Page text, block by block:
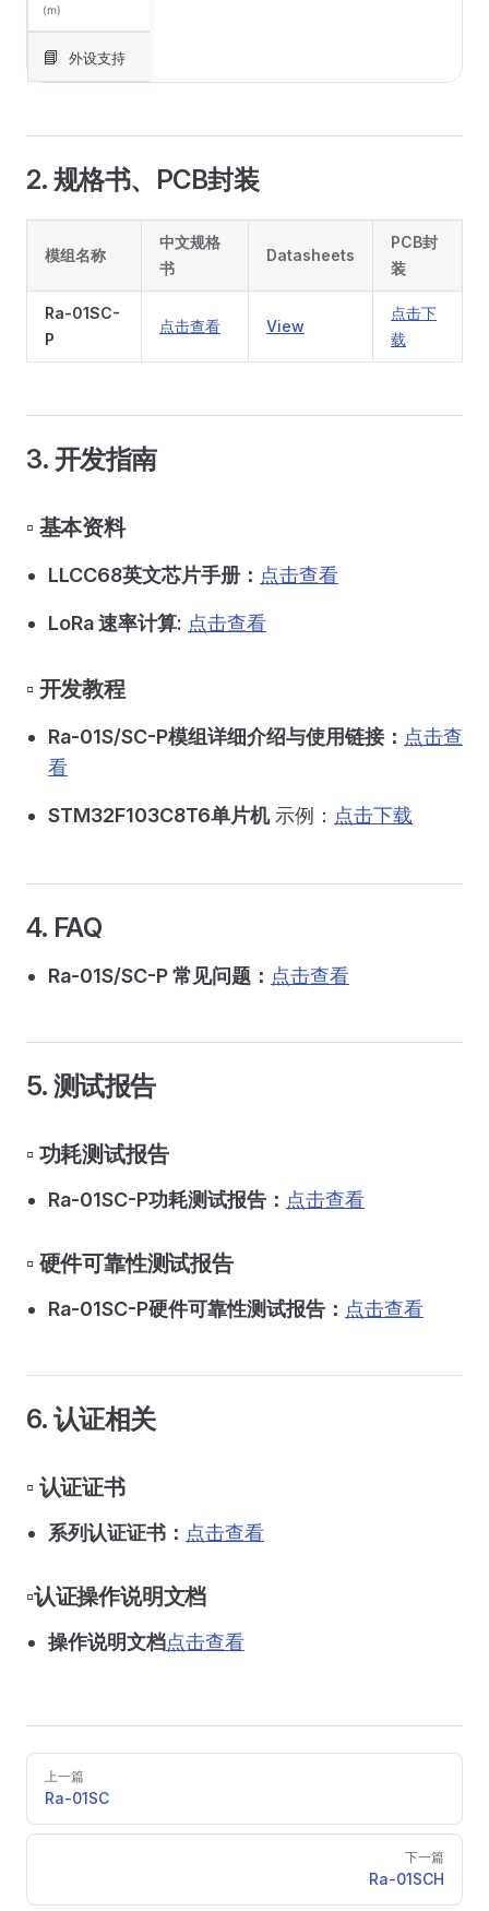
(m)
📘 外设支持
2. 规格书、PCB封装
模组名称
中文规格
书
Datasheets
PCB封
装
Ra-01SC-
P
点击查看 View
点击下
载
3. 开发指南
▫️ 基本资料
LLCC68英文芯片手册： 点击查看
LoRa 速率计算: 点击查看
▫️ 开发教程
Ra-01S/SC-P模组详细介绍与使用链接： 点击查
看
STM32F103C8T6单片机示例： 点击下载
4. FAQ
Ra-01S/SC-P 常见问题： 点击查看
5. 测试报告
▫️ 功耗测试报告
Ra-01SC-P功耗测试报告： 点击查看
▫️ 硬件可靠性测试报告
Ra-01SC-P硬件可靠性测试报告： 点击查看
6. 认证相关
▫️ 认证证书
系列认证证书： 点击查看
▫️认证操作说明文档
操作说明文档点击查看
Pager
上一篇
Ra-01SC
下一篇
Ra-01SCH